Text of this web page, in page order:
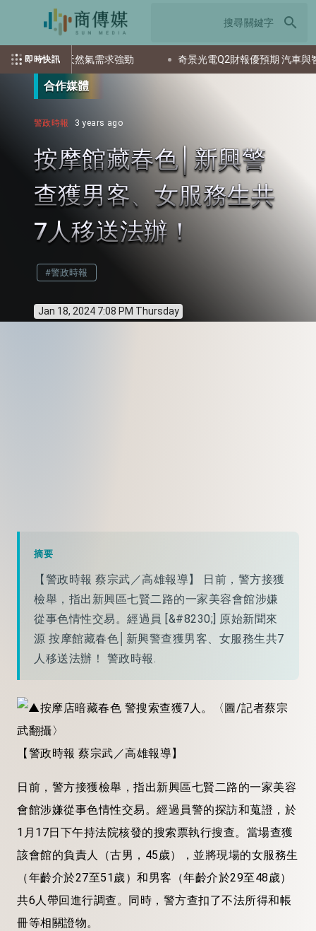
search
即時快訊
惠液化天然氣需求強勁 奇景光電Q2財報優預期 汽車與智慧
合作媒體
警政時報 3 years ago
按摩館藏春色│新興警
查獲男客、女服務生共
7人移送法辦！
#警政時報
Jan 18, 2024 7:08 PM Thursday
摘要
【警政時報 蔡宗武／高雄報導】 日前，警方接獲
檢舉，指出新興區七賢二路的一家美容會館涉嫌
從事色情性交易。經過員 [&#8230;] 原始新聞來
源 按摩館藏春色│新興警查獲男客、女服務生共7
人移送法辦！ 警政時報.
【警政時報 蔡宗武／高雄報導】
日 前，警方接獲檢舉，指出新興區七賢二路的一家美容
會館涉嫌從事色情性交易。經過員警的探訪和蒐證，於
1月17日下午持法院核發的搜索票執行搜查。當場查獲
該會館的負責人（古男，45歲），並將現場的女服務生
（年齡介於27至51歲）和男客（年齡介於29至48歲）
共6人帶回進行調查。同時，警方查扣了不法所得和帳
冊等相關證物。